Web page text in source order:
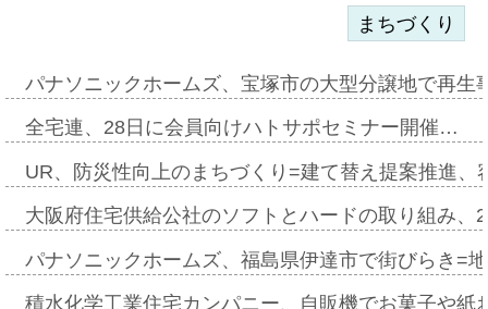
まちづくり
パナソニックホームズ、宝塚市の大型分譲地で再
全宅連、28日に会員向けハトサポセミナー開催…
UR、防災性向上のまちづくり=建て替え提案推進
大阪府住宅供給公社のソフトとハードの取り組み
パナソニックホームズ、福島県伊達市で街びらき=
積水化学工業住宅カンパニー、自販機でお菓子や